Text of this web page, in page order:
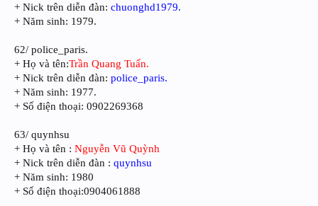
+ Nick trên diễn đàn: chuonghd1979.
+ Năm sinh: 1979.
62/ police_paris.
+ Họ và tên:Trần Quang Tuấn.
+ Nick trên diễn đàn: police_paris.
+ Năm sinh: 1977.
+ Số điện thoại: 0902269368
63/ quynhsu
+ Họ và tên : Nguyễn Vũ Quỳnh
+ Nick trên diễn đàn : quynhsu
+ Năm sinh: 1980
+ Số điện thoại:0904061888